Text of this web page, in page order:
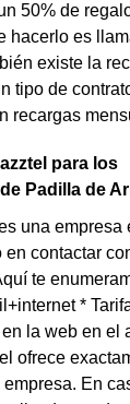
50% de
hacerlo es
existe la
tipo de
recargas
para los
Padilla de
una empresa
contactar
te
*
la web en el
ofrece
En